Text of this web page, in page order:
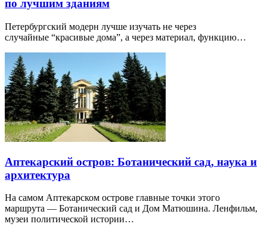
по лучшим зданиям
Петербургский модерн лучше изучать не через
случайные “красивые дома”, а через материал, функцию…
Аптекарский остров: Ботанический сад, наука и
архитектура
На самом Аптекарском острове главные точки этого
маршрута — Ботанический сад и Дом Матюшина. Ленфильм,
музеи политической истории…